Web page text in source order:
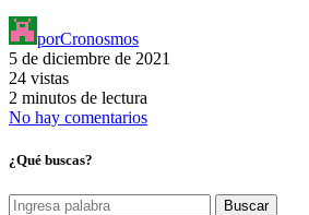
porCronosmos
5 de diciembre de 2021
24 vistas
2 minutos de lectura
No hay comentarios
¿Qué buscas?
Buscar